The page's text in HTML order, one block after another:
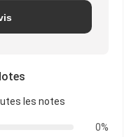
les notes
0%